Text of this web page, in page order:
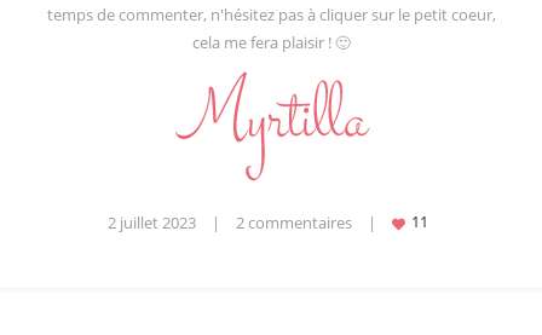
temps de commenter, n'hésitez pas à cliquer sur le petit coeur,
cela me fera plaisir ! 🙂
2 juillet 2023 | 2 commentaires |